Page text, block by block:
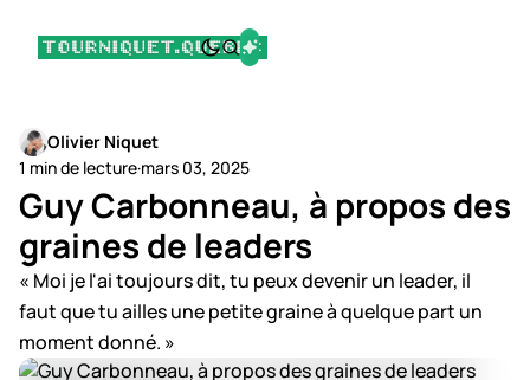
Olivier Niquet
1 min de lecture·mars 03, 2025
Guy Carbonneau, à propos des
graines de leaders
« Moi je l'ai toujours dit, tu peux devenir un leader, il
faut que tu ailles une petite graine à quelque part un
moment donné. »